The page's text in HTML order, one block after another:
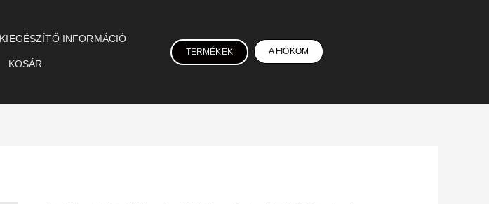
KIEGÉSZÍTŐ INFORMÁCIÓ
KOSÁR
TERMÉKEK A FIÓKOM